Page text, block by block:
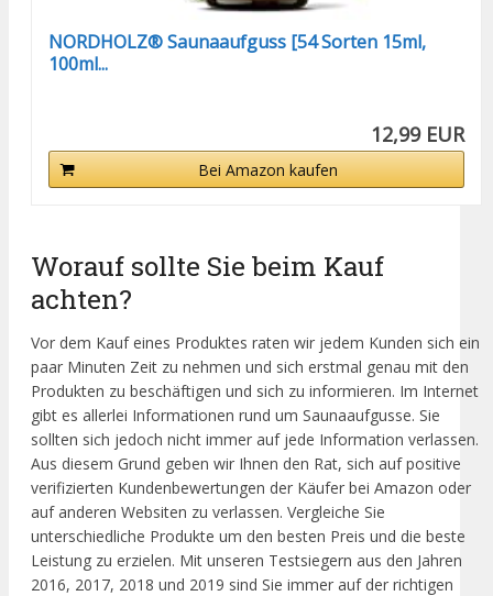
NORDHOLZ® Saunaaufguss [54 Sorten 15ml,
100ml...
12,99 EUR
Bei Amazon kaufen
Worauf sollte Sie beim Kauf
achten?
Vor dem Kauf eines Produktes raten wir jedem Kunden sich ein
paar Minuten Zeit zu nehmen und sich erstmal genau mit den
Produkten zu beschäftigen und sich zu informieren. Im Internet
gibt es allerlei Informationen rund um Saunaaufgusse. Sie
sollten sich jedoch nicht immer auf jede Information verlassen.
Aus diesem Grund geben wir Ihnen den Rat, sich auf positive
verifizierten Kundenbewertungen der Käufer bei Amazon oder
auf anderen Websiten zu verlassen. Vergleiche Sie
unterschiedliche Produkte um den besten Preis und die beste
Leistung zu erzielen. Mit unseren Testsiegern aus den Jahren
2016, 2017, 2018 und 2019 sind Sie immer auf der richtigen